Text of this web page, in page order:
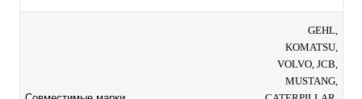
GEHL,
KOMATSU,
VOLVO, JCB,
MUSTANG,